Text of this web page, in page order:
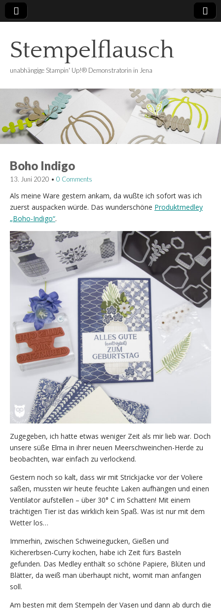
Stempelflausch
unabhängige Stampin' Up!® Demonstratorin in Jena
Boho Indigo
13. Juni 2020 • 0 Comments
Als meine Ware gestern ankam, da wußte ich sofort was ich
zuerst auspacken würde. Das wunderschöne Produktmedley
„Boho-Indigo“.
Zugegeben, ich hatte etwas weniger Zeit als mir lieb war. Doch
unsere süße Elma in ihrer neuen Meerschweinchen-Herde zu
beobachten, war einfach zu verlockend.
Gestern noch so kalt, dass wir mit Strickjacke vor der Voliere
saßen, mussten wir heute feuchte Laken aufhängen und einen
Ventilator aufstellen – über 30° C im Schatten! Mit einem
trächtigen Tier ist das wirklich kein Spaß. Was ist nur mit dem
Wetter los…
Immerhin, zwischen Schweinegucken, Gießen und
Kichererbsen-Curry kochen, habe ich Zeit fürs Basteln
gefunden. Das Medley enthält so schöne Papiere, Blüten und
Blätter, da weiß man überhaupt nicht, womit man anfangen
soll.
Am besten mit dem Stempeln der Vasen und dann ab durch die